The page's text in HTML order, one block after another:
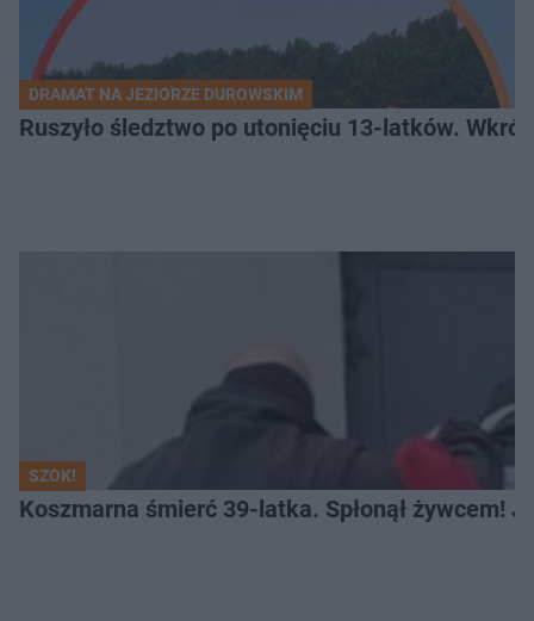
DRAMAT NA JEZIORZE DUROWSKIM
Ruszyło śledztwo po utonięciu 13-latków.
SZOK!
Koszmarna śmierć 39-latka. Spłonął żywcem!